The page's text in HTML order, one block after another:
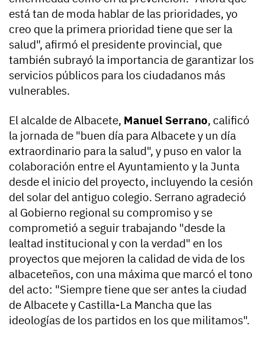
está tan de moda hablar de las prioridades, yo
creo que la primera prioridad tiene que ser la
salud", afirmó el presidente provincial, que
también subrayó la importancia de garantizar los
servicios públicos para los ciudadanos más
vulnerables.
El alcalde de Albacete, Manuel Serrano, calificó
la jornada de "buen día para Albacete y un día
extraordinario para la salud", y puso en valor la
colaboración entre el Ayuntamiento y la Junta
desde el inicio del proyecto, incluyendo la cesión
del solar del antiguo colegio. Serrano agradeció
al Gobierno regional su compromiso y se
comprometió a seguir trabajando "desde la
lealtad institucional y con la verdad" en los
proyectos que mejoren la calidad de vida de los
albaceteños, con una máxima que marcó el tono
del acto: "Siempre tiene que ser antes la ciudad
de Albacete y Castilla-La Mancha que las
ideologías de los partidos en los que militamos".